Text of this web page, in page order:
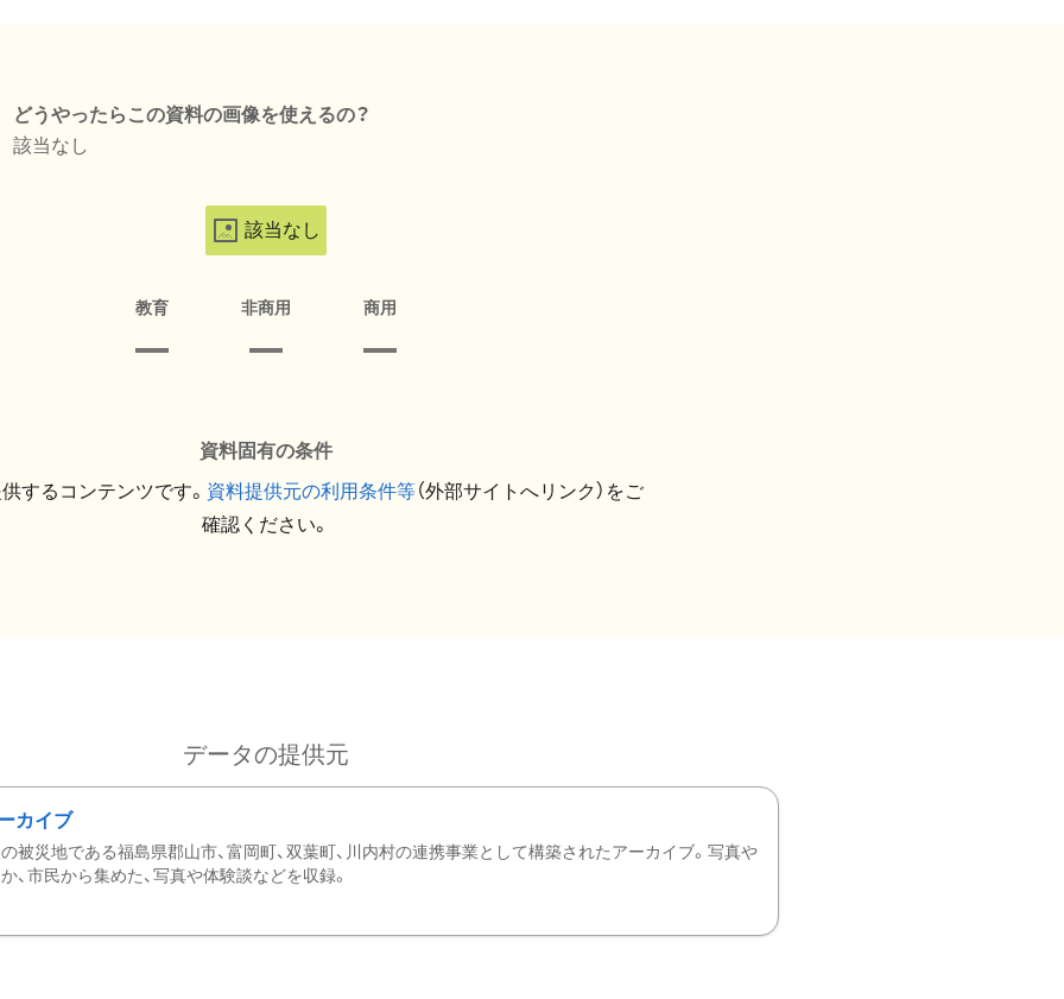
どうやったらこの資料の画像を使えるの？
該当なし
該当なし
教育 非商用 商用
資料固有の条件
するコンテンツです。 資料提供元の利用条件等（外部サイトへリンク）をご
確認ください。
データの提供元
カイブ
被災地である福島県郡山市、富岡町、双葉町、川内村の連携事業として構築されたアーカイブ。写真や
、市民から集めた、写真や体験談などを収録。